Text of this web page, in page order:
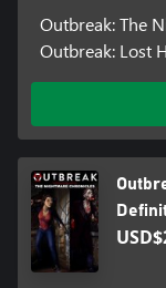
Outbreak: The
Outbreak: Lost